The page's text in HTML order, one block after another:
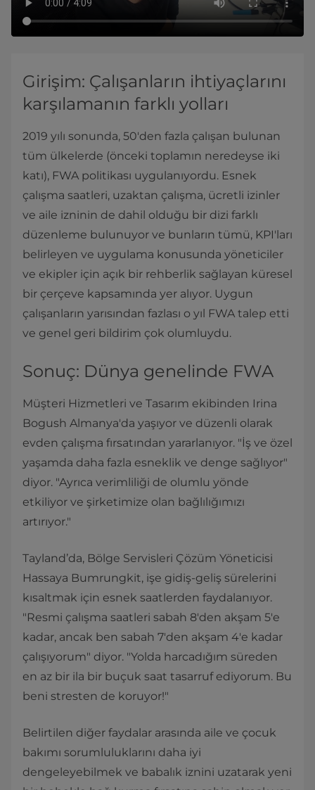
Girişim: Çalışanların ihtiyaçlarını
karşılamanın farklı yolları
2019 yılı sonunda, 50'den fazla çalışan bulunan
tüm ülkelerde (önceki toplamın neredeyse iki
katı), FWA politikası uygulanıyordu. Esnek
çalışma saatleri, uzaktan çalışma, ücretli izinler
ve aile izninin de dahil olduğu bir dizi farklı
düzenleme bulunuyor ve bunların tümü, KPI'ları
belirleyen ve uygulama konusunda yöneticiler
ve ekipler için açık bir rehberlik sağlayan küresel
bir çerçeve kapsamında yer alıyor. Uygun
çalışanların yarısından fazlası o yıl FWA talep etti
ve genel geri bildirim çok olumluydu.
Sonuç: Dünya genelinde FWA
Müşteri Hizmetleri ve Tasarım ekibinden Irina
Bogush Almanya'da yaşıyor ve düzenli olarak
evden çalışma fırsatından yararlanıyor. "İş ve özel
yaşamda daha fazla esneklik ve denge sağlıyor"
diyor. "Ayrıca verimliliği de olumlu yönde
etkiliyor ve şirketimize olan bağlılığımızı
artırıyor."
Tayland’da, Bölge Servisleri Çözüm Yöneticisi
Hassaya Bumrungkit, işe gidiş-geliş sürelerini
kısaltmak için esnek saatlerden faydalanıyor.
"Resmi çalışma saatleri sabah 8'den akşam 5'e
kadar, ancak ben sabah 7'den akşam 4'e kadar
çalışıyorum" diyor. "Yolda harcadığım süreden
en az bir ila bir buçuk saat tasarruf ediyorum. Bu
beni stresten de koruyor!"
Belirtilen diğer faydalar arasında aile ve çocuk
bakımı sorumluluklarını daha iyi
dengeleyebilmek ve babalık iznini uzatarak yeni